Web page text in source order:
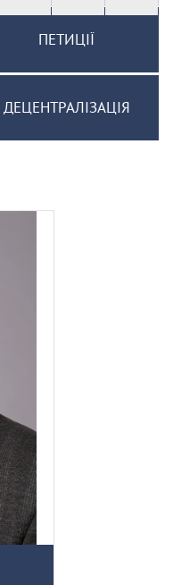
ПЕТИЦІЇ
ДЕЦЕНТРАЛІЗАЦІЯ